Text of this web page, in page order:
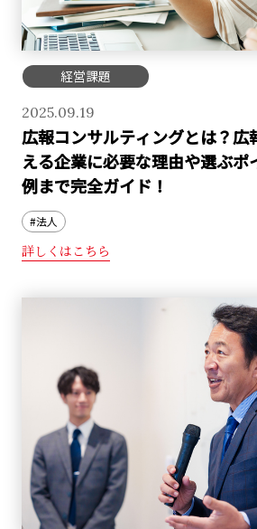
経営課題
2025.09.19
広報コンサルティングとは？広
える企業に必要な理由や選ぶポ
例まで完全ガイド！
#法人
詳しくはこちら